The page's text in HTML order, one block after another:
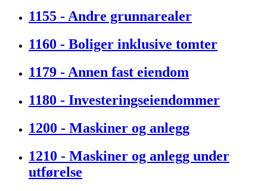
1155 - Andre grunnarealer
1160 - Boliger inklusive tomter
1179 - Annen fast eiendom
1180 - Investeringseiendommer
1200 - Maskiner og anlegg
1210 - Maskiner og anlegg under
utførelse